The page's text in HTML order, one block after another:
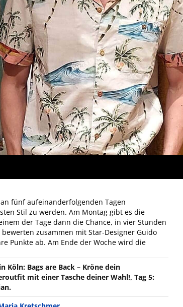
fünf aufeinanderfolgenden Tagen
Stil zu werden. Am Montag gibt es die
der Tage dann die Chance, in vier Stunden
zusammen mit Star-Designer Guido
Punkte ab. Am Ende der Woche wird die
Köln: Bags are Back – Kröne dein
mit einer Tasche deiner Wahl!, Tag 5: